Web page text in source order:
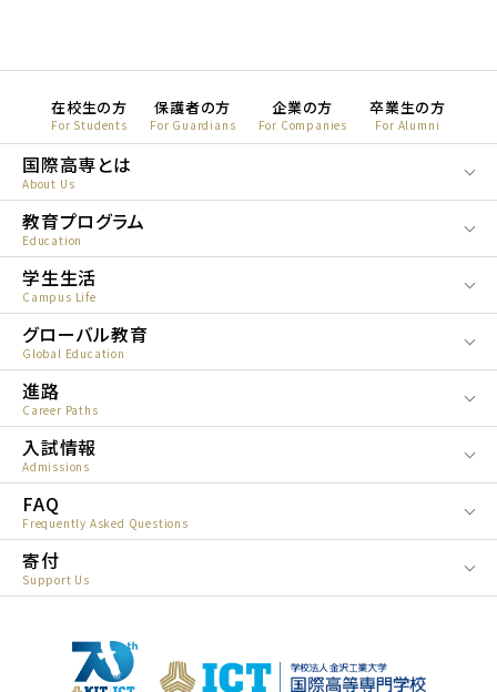
For Students
在校生の方
For Guardians
保護者の方
For Companies
企業の方
For Alumni
卒業生の方
About Us
国際高専とは
Education
教育プログラム
Campus Life
学生生活
Global Education
グローバル教育
Career Paths
進路
Admissions
入試情報
Frequently Asked Questions
FAQ
Support Us
寄付